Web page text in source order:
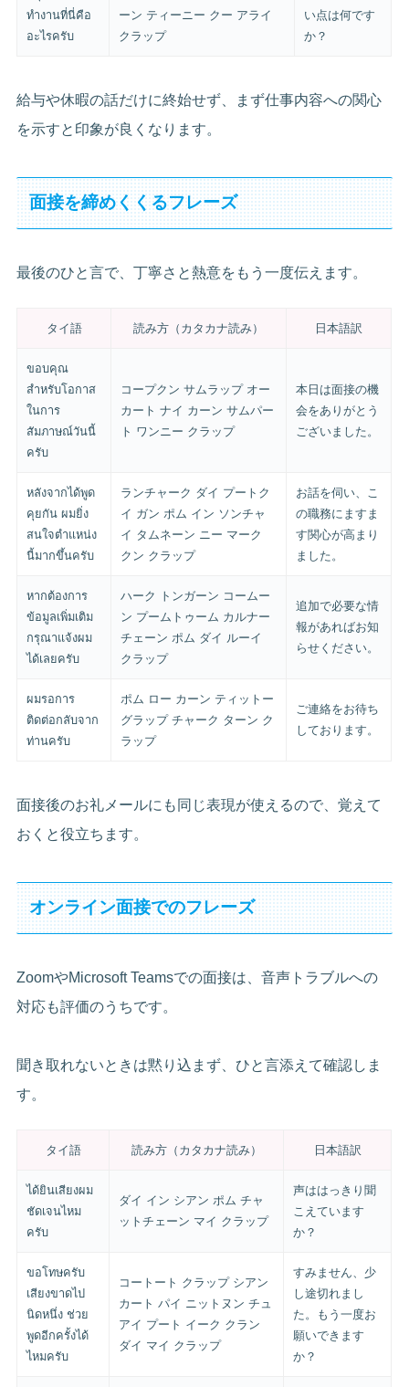
ทำงานที่นี่คือ
อะไรครับ
ーン ティーニー クー アライ
クラップ
い点は何です
か？
給与や休暇の話だけに終始せず、まず仕事内容への関心
を示すと印象が良くなります。
面接を締めくくるフレーズ
最後のひと言で、丁寧さと熱意をもう一度伝えます。
タイ語 読み方（カタカナ読み） 日本語訳
ขอบคุณ
สำหรับโอกาส
ในการ
สัมภาษณ์วันนี้
ครับ
コープクン サムラップ オー
カート ナイ カーン サムパー
ト ワンニー クラップ
本日は面接の機
会をありがとう
ございました。
หลังจากได้พูด
คุยกัน ผมยิ่ง
สนใจตำแหน่ง
นี้มากขึ้นครับ
ランチャーク ダイ プートク
イ ガン ポム イン ソンチャ
イ タムネーン ニー マーク
クン クラップ
お話を伺い、こ
の職務にますま
す関心が高まり
ました。
หากต้องการ
ข้อมูลเพิ่มเติม
กรุณาแจ้งผม
ได้เลยครับ
ハーク トンガーン コームー
ン プームトゥーム カルナー
チェーン ポム ダイ ルーイ
クラップ
追加で必要な情
報があればお知
らせください。
ผมรอการ
ติดต่อกลับจาก
ท่านครับ
ポム ロー カーン ティットー
グラップ チャーク ターン ク
ラップ
ご連絡をお待ち
しております。
面接後のお礼メールにも同じ表現が使えるので、覚えて
おくと役立ちます。
オンライン面接でのフレーズ
ZoomやMicrosoft Teamsでの面接は、音声トラブルへの
対応も評価のうちです。
聞き取れないときは黙り込まず、ひと言添えて確認しま
す。
タイ語 読み方（カタカナ読み） 日本語訳
ได้ยินเสียงผม
ชัดเจนไหม
ครับ
ダイ イン シアン ポム チャ
ットチェーン マイ クラップ
声ははっきり聞
こえています
か？
ขอโทษครับ
เสียงขาดไป
นิดหนึ่ง ช่วย
พูดอีกครั้งได้
ไหมครับ
コートート クラップ シアン
カート パイ ニットヌン チュ
アイ プート イーク クラン
ダイ マイ クラップ
すみません、少
し途切れまし
た。もう一度お
願いできます
か？